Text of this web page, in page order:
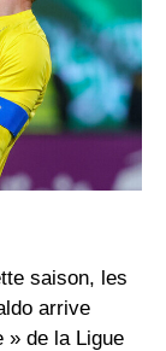
saison, les
arrive
» de la Ligue